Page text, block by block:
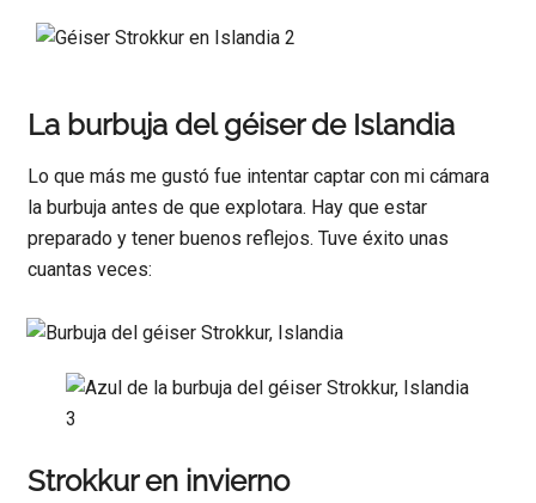
La burbuja del géiser de Islandia
Lo que más me gustó fue intentar captar con mi cámara
la burbuja antes de que explotara. Hay que estar
preparado y tener buenos reflejos. Tuve éxito unas
cuantas veces:
Strokkur en invierno